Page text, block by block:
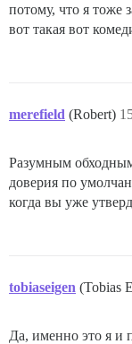
потому, что я тоже
вот такая вот
merefield (Robert)
Разумным
доверия по
когда вы уже
tobiaseigen (Tobias
Да, именно это я и